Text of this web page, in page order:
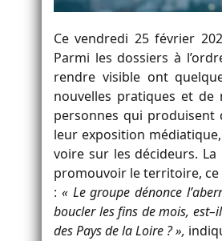
Ce vendredi 25 février
Parmi les dossiers à
rendre visible ont
nouvelles pratiques et de
personnes qui produisent
leur exposition
voire sur les décideurs.
promouvoir le territoire, ce
: « Le groupe dénonce l’
boucler les fins de mois, est–
desPays de la Loire ? »,